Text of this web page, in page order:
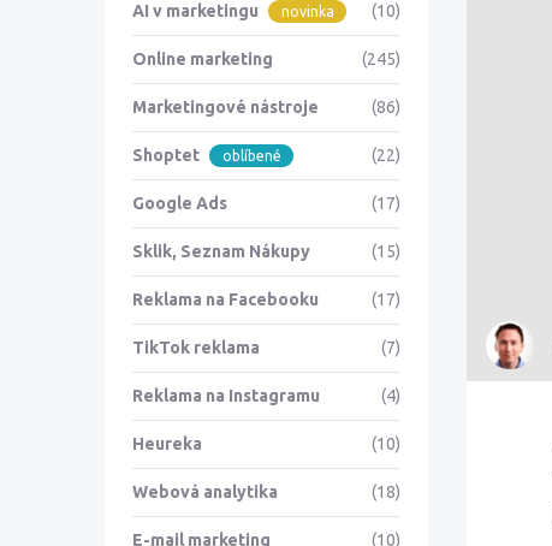
AI v marketingu novinka (10)
Online marketing (245)
Marketingové nástroje (86)
Shoptet oblíbené (22)
Google Ads (17)
Sklik, Seznam Nákupy (15)
Reklama na Facebooku (17)
TikTok reklama (7)
Reklama na Instagramu (4)
Heureka (10)
Webová analytika (18)
E-mail marketing (10)